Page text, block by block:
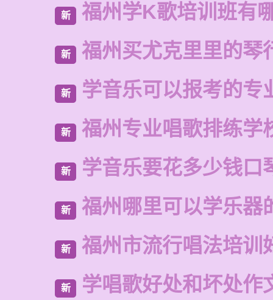
新 福州学K歌培训班有
新 福州买尤克里里的琴
新 学音乐可以报考的专
新 福州专业唱歌排练学
新 学音乐要花多少钱口
新 福州哪里可以学乐器
新 福州市流行唱法培训
新 学唱歌好处和坏处作